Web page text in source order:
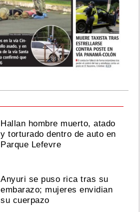
Hallan hombre muerto, atado
y torturado dentro de auto en
Parque Lefevre
Anyuri se puso rica tras su
embarazo; mujeres envidian
su cuerpazo